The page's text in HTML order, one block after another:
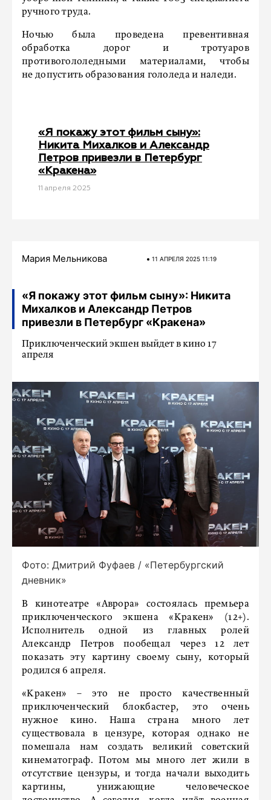
ручного труда.
Ночью была проведена превентивная
обработка дорог и тротуаров
противогололедными материалами, чтобы
не допустить образования гололеда и наледи.
«Я покажу этот фильм сыну»:
Никита Михалков и Александр
Петров привезли в Петербург
«Кракена»
11 апреля 2025
Мария Мельникова 11 АПРЕЛЯ 2025 11:19
«Я покажу этот фильм сыну»: Никита
Михалков и Александр Петров
привезли в Петербург «Кракена»
Приключенческий экшен выйдет в кино 17
апреля
Фото: Дмитрий Фуфаев / «Петербургский
дневник»
В кинотеатре «Аврора» состоялась премьера
приключенческого экшена «Кракен» (12+).
Исполнитель одной из главных ролей
Александр Петров пообещал через 12 лет
показать эту картину своему сыну, который
родился 6 апреля.
«Кракен» – это не просто качественный
приключенческий блокбастер, это очень
нужное кино. Наша страна много лет
существовала в цензуре, которая однако не
помешала нам создать великий советский
кинематограф. Потом мы много лет жили в
отсутствие цензуры, и тогда начали выходить
картины, унижающие человеческое